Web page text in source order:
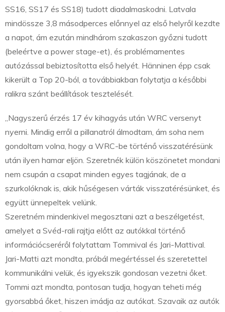
SS16, SS17 és SS18) tudott diadalmaskodni. Latvala
mindössze 3,8 másodperces előnnyel az első helyről kezdte
a napot, ám ezután mindhárom szakaszon győzni tudott
(beleértve a power stage-et), és problémamentes
autózással bebiztosította első helyét. Hänninen épp csak
kikerült a Top 20-ból, a továbbiakban folytatja a későbbi
ralikra szánt beállítások tesztelését.
„Nagyszerű érzés 17 év kihagyás után WRC versenyt
nyerni. Mindig erről a pillanatról álmodtam, ám soha nem
gondoltam volna, hogy a WRC-be történő visszatérésünk
után ilyen hamar eljön. Szeretnék külön köszönetet mondani
nem csupán a csapat minden egyes tagjának, de a
szurkolóknak is, akik hűségesen várták visszatérésünket, és
együtt ünnepeltek velünk.
Szeretném mindenkivel megosztani azt a beszélgetést,
amelyet a Svéd-rali rajtja előtt az autókkal történő
információcseréről folytattam Tommival és Jari-Mattival.
Jari-Matti azt mondta, próbál megértéssel és szeretettel
kommunikálni velük, és igyekszik gondosan vezetni őket.
Tommi azt mondta, pontosan tudja, hogyan teheti még
gyorsabbá őket, hiszen imádja az autókat. Szavaik az autók